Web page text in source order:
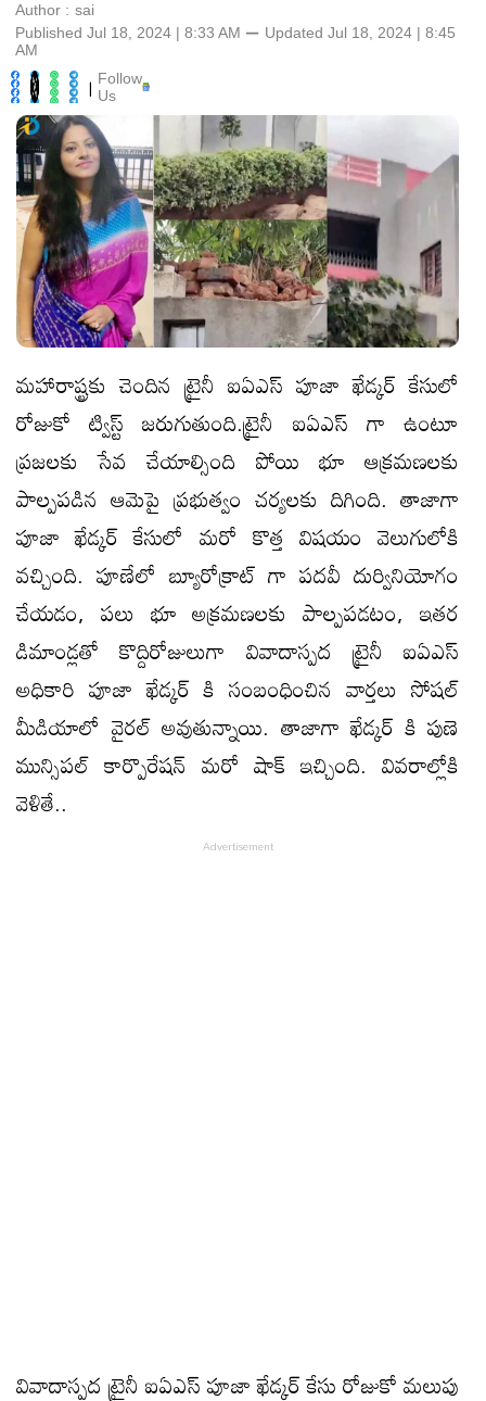
Author : sai
Published Jul 18, 2024 | 8:33 AM ⚊ Updated Jul 18, 2024 | 8:45
AM
| Follow
Us
మహారాష్ట్రకు చెందిన ట్రైనీ ఐఏఎస్ పూజా ఖేడ్కర్ కేసులో
రోజుకో ట్విస్ట్ జరుగుతుంది.ట్రైనీ ఐఏఎస్ గా ఉంటూ
ప్రజలకు సేవ చేయాల్సింది పోయి భూ ఆక్రమణలకు
పాల్పపడిన ఆమెపై ప్రభుత్వం చర్యలకు దిగింది. తాజాగా
పూజా ఖేడ్కర్ కేసులో మరో కొత్త విషయం వెలుగులోకి
వచ్చింది. పూణేలో బ్యూరోక్రాట్ గా పదవీ దుర్వినియోగం
చేయడం, పలు భూ అక్రమణలకు పాల్పపడటం, ఇతర
డిమాండ్లతో కొద్దిరోజులుగా వివాదాస్పద ట్రైనీ ఐఏఎస్
అధికారి పూజా ఖేడ్కర్ కి సంబంధించిన వార్తలు సోషల్
మీడియాలో వైరల్ అవుతున్నాయి. తాజాగా ఖేడ్కర్ కి పుణె
మున్సిపల్ కార్పొరేషన్ మరో షాక్ ఇచ్చింది. వివరాల్లోకి
వెళితే..
వివాదాస్పద ట్రైనీ ఐఏఎస్ పూజా ఖేడ్కర్ కేసు రోజుకో మలుపు